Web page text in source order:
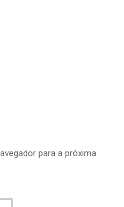
para a próxima